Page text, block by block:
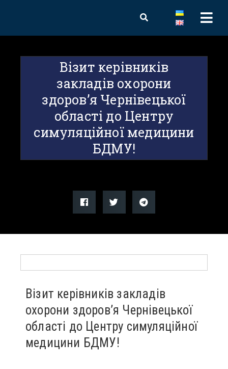
Візит керівників
закладів охорони
здоров’я Чернівецької
області до Центру
симуляційної медицини
БДМУ!
Візит керівників закладів
охорони здоров’я Чернівецької
області до Центру симуляційної
медицини БДМУ!